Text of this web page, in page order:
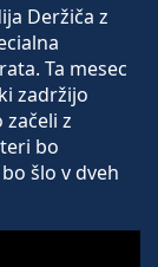
Deržiča z
Ta mesec
zadržijo
z
bo
šlo v dveh